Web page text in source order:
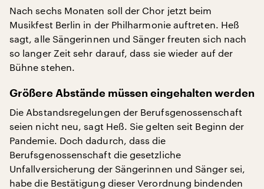
Nach sechs Monaten soll der Chor jetzt beim
Musikfest Berlin in der Philharmonie auftreten. Heß
sagt, alle Sängerinnen und Sänger freuten sich nach
so langer Zeit sehr darauf, dass sie wieder auf der
Bühne stehen.
Größere Abstände müssen eingehalten werden
Die Abstandsregelungen der Berufsgenossenschaft
seien nicht neu, sagt Heß. Sie gelten seit Beginn der
Pandemie. Doch dadurch, dass die
Berufsgenossenschaft die gesetzliche
Unfallversicherung der Sängerinnen und Sänger sei,
habe die Bestätigung dieser Verordnung bindenden